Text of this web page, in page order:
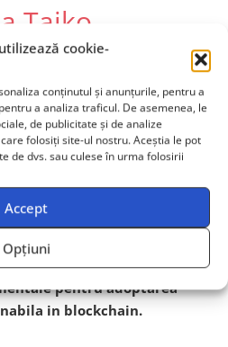
cookie-
conținutul și anunțurile, pentru a
a analiza traficul. De asemenea, le
de publicitate și de analize
folosiți site-ul nostru. Aceștia le pot
de dvs. sau culese în urma folosirii
Accept
Opțiuni
Taiko
cu Dune Analytics
solutii analitice si mai
. Din ce in ce mai multi
si proiecte vor putea
de date performante,
timpurie a trendurilor
ascunse.
un lider in zona Layer 2,
si accesul la date
pentru adoptarea
in blockchain.